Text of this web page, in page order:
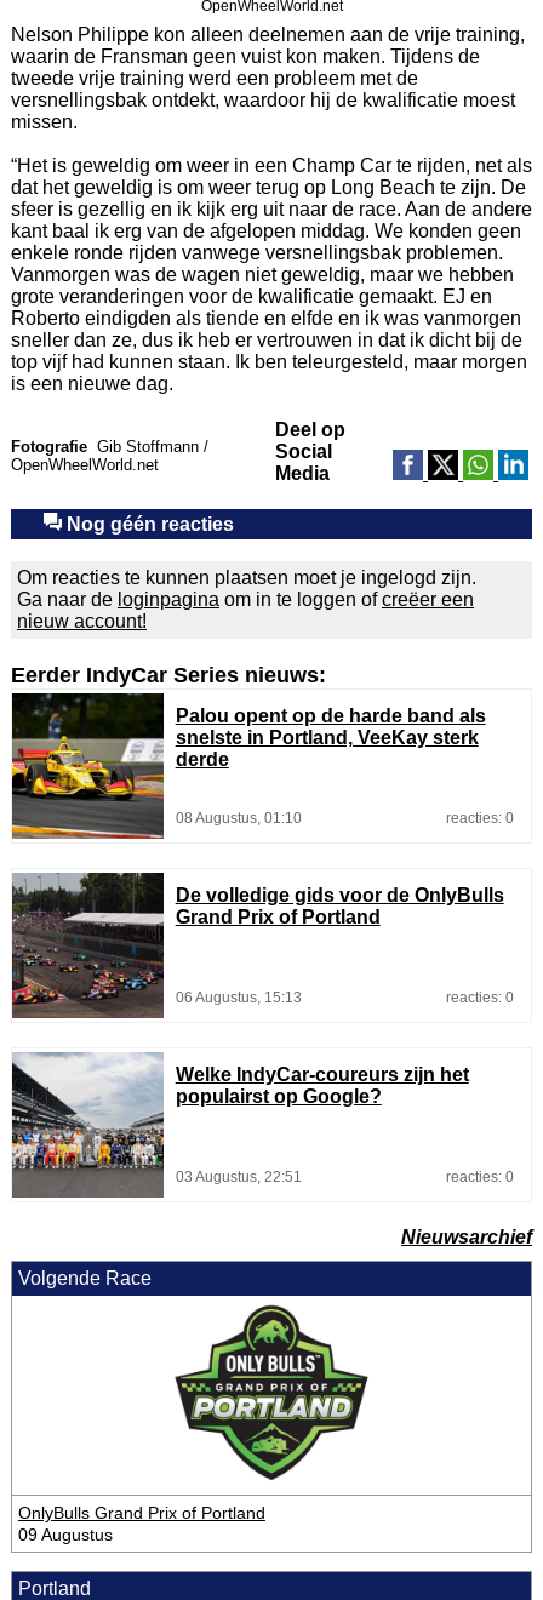
OpenWheelWorld.net
Nelson Philippe kon alleen deelnemen aan de vrije training,
waarin de Fransman geen vuist kon maken. Tijdens de
tweede vrije training werd een probleem met de
versnellingsbak ontdekt, waardoor hij de kwalificatie moest
missen.
“Het is geweldig om weer in een Champ Car te rijden, net als
dat het geweldig is om weer terug op Long Beach te zijn. De
sfeer is gezellig en ik kijk erg uit naar de race. Aan de andere
kant baal ik erg van de afgelopen middag. We konden geen
enkele ronde rijden vanwege versnellingsbak problemen.
Vanmorgen was de wagen niet geweldig, maar we hebben
grote veranderingen voor de kwalificatie gemaakt. EJ en
Roberto eindigden als tiende en elfde en ik was vanmorgen
sneller dan ze, dus ik heb er vertrouwen in dat ik dicht bij de
top vijf had kunnen staan. Ik ben teleurgesteld, maar morgen
is een nieuwe dag.
Fotografie Gib Stoffmann /
OpenWheelWorld.net
Deel op
Social
Media
Nog géén reacties
Om reacties te kunnen plaatsen moet je ingelogd zijn.
Ga naar de loginpagina om in te loggen ofcreëer een
nieuw account!
Eerder IndyCar Series nieuws:
Palou opent op de harde band als
snelste in Portland, VeeKay sterk
derde
08 Augustus, 01:10 reacties: 0
De volledige gids voor de OnlyBulls
Grand Prix of Portland
06 Augustus, 15:13 reacties: 0
Welke IndyCar-coureurs zijn het
populairst op Google?
03 Augustus, 22:51 reacties: 0
Nieuwsarchief
Volgende Race
OnlyBulls Grand Prix of Portland
09 Augustus
Portland